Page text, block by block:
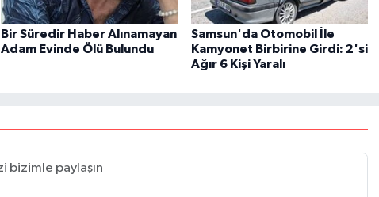
Bir Süredir Haber Alınamayan
Adam Evinde Ölü Bulundu
Samsun'da Otomobil İle
Kamyonet Birbirine Girdi: 2'si
Ağır 6 Kişi Yaralı